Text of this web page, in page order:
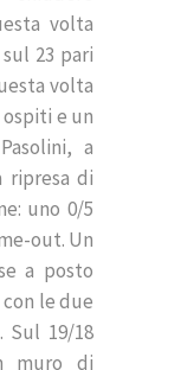
volta
23 pari
volta
e un
a
ripresa di
uno 0/5
out. Un
a posto
con le due
Sul 19/18
muro di